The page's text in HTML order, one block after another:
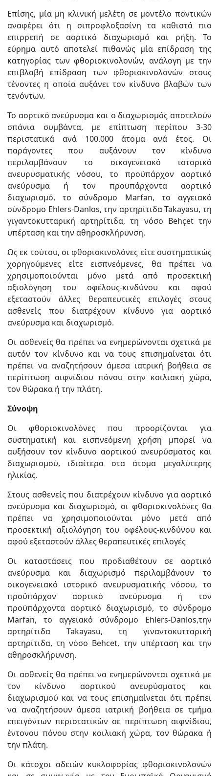
Επίσης, μία μη κλινική μελέτη σε μοντέλο ποντικών
αναφέρει ότι η σιπροφλοξασίνη τα καθιστά πιο
επιρρεπή σε αορτικό διαχωρισμό και ρήξη. Το
εύρημα αυτό αποτελεί πιθανώς μία επίδραση της
κατηγορίας των φθοριοκινολονών, ανάλογη με την
επιβλαβή επίδραση των φθοριοκινολονών στους
τένοντες η οποία αυξάνει τον κίνδυνο βλαβών των
τενόντων.
Το αορτικό ανεύρυσμα και ο διαχωρισμός αποτελούν
σπάνια συμβάντα, με επίπτωση περίπου 3-30
περιστατικά ανά 100.000 άτομα ανά έτος. Οι
παράγοντες που αυξάνουν τον κίνδυνο
περιλαμβάνουν το οικογενειακό ιστορικό
ανευρυσματικής νόσου, το προϋπάρχον αορτικό
ανεύρυσμα ή τον προϋπάρχοντα αορτικό
διαχωρισμό, το σύνδρομο Marfan, το αγγειακό
σύνδρομο Ehlers-Danlos, την αρτηρίτιδα Takayasu, τη
γιγαντοκυτταρική αρτηρίτιδα, τη νόσο Behçet την
υπέρταση και την αθηροσκλήρυνση.
Ως εκ τούτου, οι φθοριοκινολόνες είτε συστηματικώς
χορηγούμενες είτε εισπνεόμενες, θα πρέπει να
χρησιμοποιούνται μόνο μετά από προσεκτική
αξιολόγηση του οφέλους-κινδύνου και αφού
εξεταστούν άλλες θεραπευτικές επιλογές στους
ασθενείς που διατρέχουν κίνδυνο για αορτικό
ανεύρυσμα και διαχωρισμό.
Οι ασθενείς θα πρέπει να ενημερώνονται σχετικά με
αυτόν τον κίνδυνο και να τους επισημαίνεται ότι
πρέπει να αναζητήσουν άμεσα ιατρική βοήθεια σε
περίπτωση αιφνίδιου πόνου στην κοιλιακή χώρα,
τον θώρακα ή την πλάτη.
Σύνοψη
Οι φθοριοκινολόνες που προορίζονται για
συστηματική και εισπνεόμενη χρήση μπορεί να
αυξήσουν τον κίνδυνο αορτικού ανευρύσματος και
διαχωρισμού, ιδιαίτερα στα άτομα μεγαλύτερης
ηλικίας.
Στους ασθενείς που διατρέχουν κίνδυνο για αορτικό
ανεύρυσμα και διαχωρισμό, οι φθοριοκινολόνες θα
πρέπει να χρησιμοποιούνται μόνο μετά από
προσεκτική αξιολόγηση του οφέλους-κινδύνου και
αφού εξεταστούν άλλες θεραπευτικές επιλογές
Οι καταστάσεις που προδιαθέτουν σε αορτικό
ανεύρυσμα και διαχωρισμό περιλαμβάνουν το
οικογενειακό ιστορικό ανευρυσματικής νόσου, το
προϋπάρχον αορτικό ανεύρυσμα ή τον
προϋπάρχοντα αορτικό διαχωρισμό, το σύνδρομο
Marfan, το αγγειακό σύνδρομο Ehlers-Danlos,την
αρτηρίτιδα Takayasu, τη γιναντοκυτταρική
αρτηρίτιδα, τη νόσο Behcet, την υπέρταση και την
αθηροσκλήρυνση.
Οι ασθενείς θα πρέπει να ενημερώνονται σχετικά με
τον κίνδυνο αορτικού ανευρύσματος και
διαχωρισμού και να τους επισημαίνεται ότι πρέπει
να αναζητήσουν άμεσα ιατρική βοήθεια σε τμήμα
επειγόντων περιστατικών σε περίπτωση αιφνίδιου,
έντονου πόνου στην κοιλιακή χώρα, τον θώρακα ή
την πλάτη.
Οι κάτοχοι αδειών κυκλοφορίας φθοριοκινολονών